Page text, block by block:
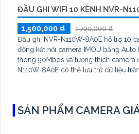
ĐẦU GHI WIFI 10 KÊNH NVR-
1,500,000 ₫
1,700,000 ₫
Đầu ghi NVR-N110W-8A0E hỗ trợ 10
động kết nối camera IMOU bằng Auto
thông 90Mbps và tương thích camera
N110W-8A0E có thể lưu trữ dữ liệu
SẢN PHẨM CAMERA